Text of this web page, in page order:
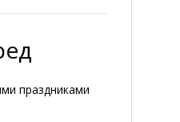
праздниками